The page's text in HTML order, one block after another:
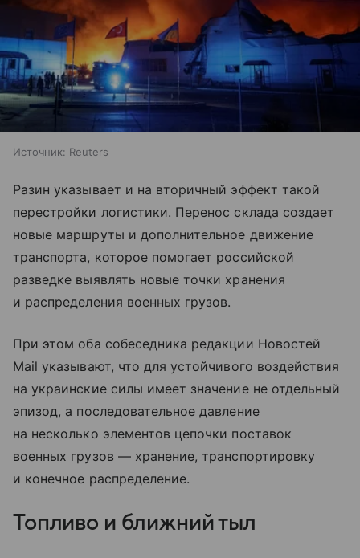
Источник: Reuters
Разин указывает и на вторичный эффект такой
перестройки логистики. Перенос склада создает
новые маршруты и дополнительное движение
транспорта, которое помогает российской
разведке выявлять новые точки хранения
и распределения военных грузов.
При этом оба собеседника редакции Новостей
Mail указывают, что для устойчивого воздействия
на украинские силы имеет значение не отдельный
эпизод, а последовательное давление
на несколько элементов цепочки поставок
военных грузов — хранение, транспортировку
и конечное распределение.
Топливо и ближний тыл